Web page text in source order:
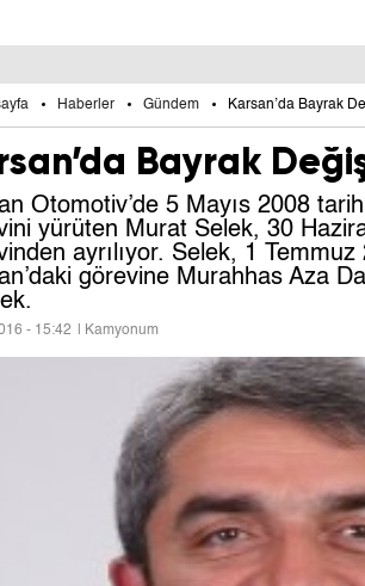
Haberler Gündem Karsan’da Bayrak
Bayrak
Otomotiv’de 5 Mayıs 2008
yürüten Murat Selek, 30
ayrılıyor. Selek, 1
görevine Murahhas Aza
- 15:42 | Kamyonum